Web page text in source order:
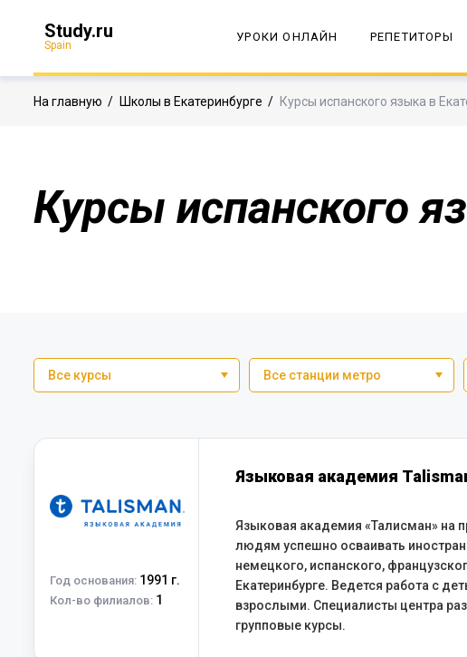
Study.ru
Spain
УРОКИ ОНЛАЙН РЕПЕТИТОРЫ
На главную / Школы в Екатеринбурге / Курсы испанского языка в
Курсы испанского
Все курсы Все станции метро
Год основания: 1991 г.
Кол-во филиалов: 1
Языковая академия
Языковая академия «Талисман» на
людям успешно осваивать
немецкого, испанского,
Екатеринбурге. Ведется работа с
взрослыми. Специалисты центра
групповые курсы.